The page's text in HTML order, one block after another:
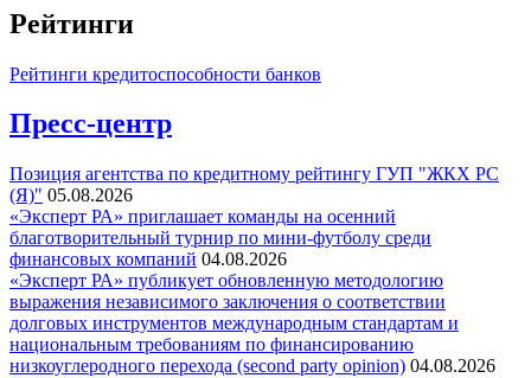
Рейтинги
Рейтинги кредитоспособности банков
Пресс-центр
Позиция агентства по кредитному рейтингу ГУП "ЖКХ РС
(Я)" 05.08.2026
«Эксперт РА» приглашает команды на осенний
благотворительный турнир по мини-футболу среди
финансовых компаний 04.08.2026
«Эксперт РА» публикует обновленную методологию
выражения независимого заключения о соответствии
долговых инструментов международным стандартам и
национальным требованиям по финансированию
низкоуглеродного перехода (second party opinion) 04.08.2026